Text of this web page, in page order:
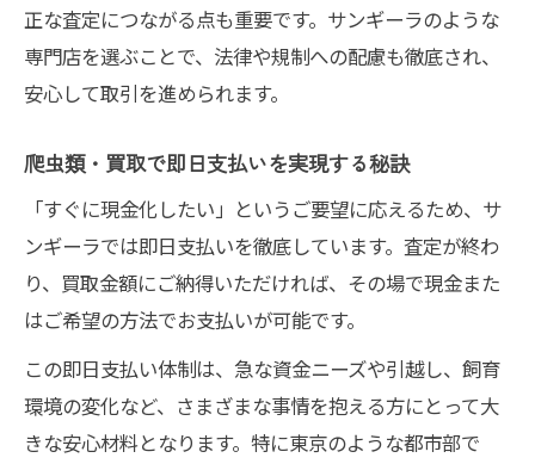
正な査定につながる点も重要です。サンギーラのような
専門店を選ぶことで、法律や規制への配慮も徹底され、
安心して取引を進められます。
爬虫類・買取で即日支払いを実現する秘訣
「すぐに現金化したい」というご要望に応えるため、サ
ンギーラでは即日支払いを徹底しています。査定が終わ
り、買取金額にご納得いただければ、その場で現金また
はご希望の方法でお支払いが可能です。
この即日支払い体制は、急な資金ニーズや引越し、飼育
環境の変化など、さまざまな事情を抱える方にとって大
きな安心材料となります。特に東京のような都市部で